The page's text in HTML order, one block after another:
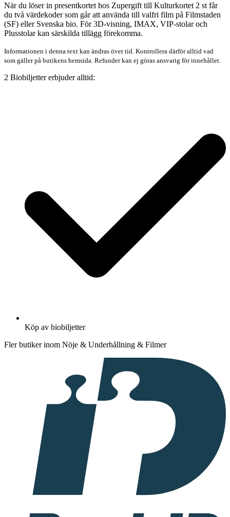
När du löser in presentkortet hos Zupergift till Kulturkortet 2 st får
du två värdekoder som går att använda till valfri film på Filmstaden
(SF) eller Svenska bio. För 3D-visning, IMAX, VIP-stolar och
Plusstolar kan särskilda tillägg förekomma.
Informationen i denna text kan ändras över tid. Kontrollera därför alltid vad
som gäller på butikens hemsida. Refunder kan ej göras ansvarig för innehållet.
2 Biobiljetter erbjuder alltid:
Köp av biobiljetter
Fler butiker inom Nöje & Underhållning & Filmer